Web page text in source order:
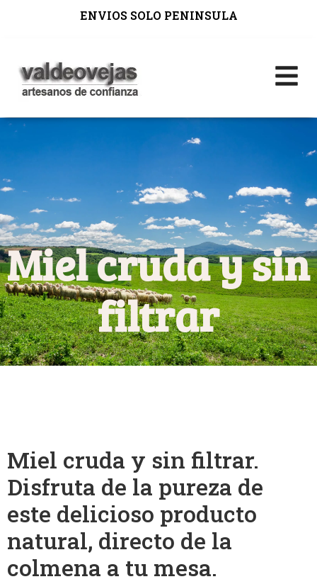
ENVIOS SOLO PENINSULA
Miel cruda y sin
filtrar
Miel cruda y sin filtrar.
Disfruta de la pureza de
este delicioso producto
natural, directo de la
colmena a tu mesa.